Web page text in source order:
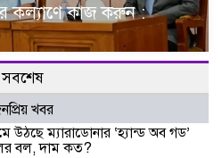
কল্যাণে কাজ করুন :
সবশেষ
খবর
উঠছে ম্যারাডোনার ‘হ্যান্ড অব গড’
বল, দাম কত?